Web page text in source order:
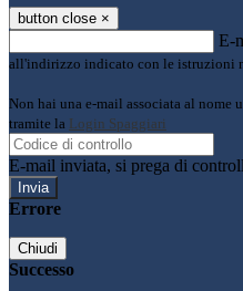
button close ×
E-
all'indirizzo indicato con le istruzioni
Non hai una e-mail associata al nome
tramite la Login Spaggiari
E-mail inviata, si prega di
Errore
Chiudi
Successo